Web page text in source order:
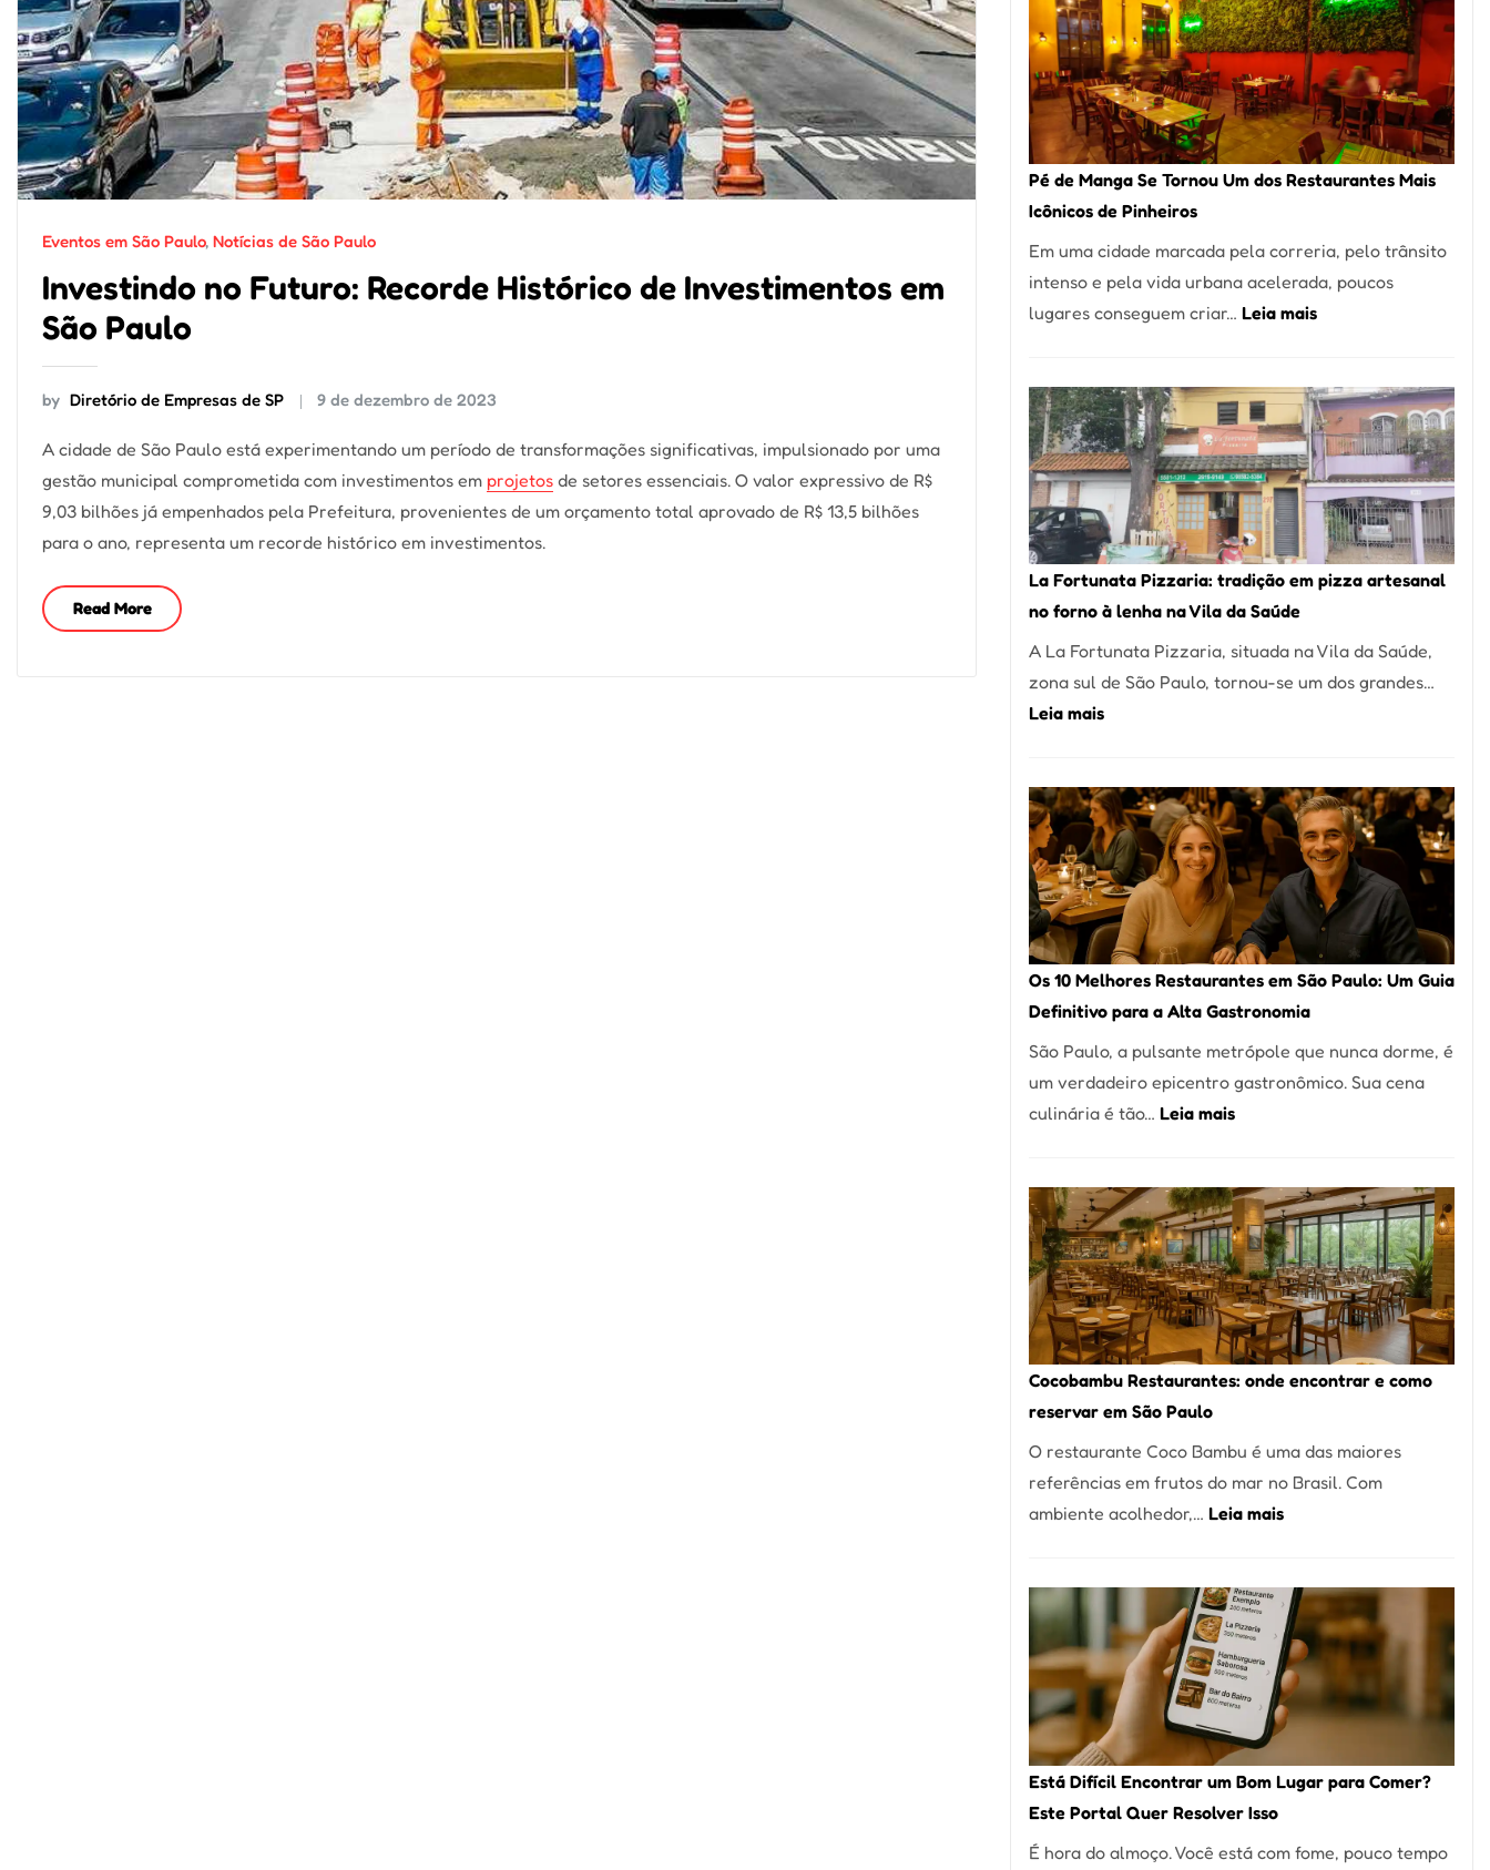
Eventos em São Paulo, Notícias de São Paulo
Investindo no Futuro: Recorde Histórico de Investimentos em
São Paulo
by Diretório de Empresas de SP 9 de dezembro de 2023
A cidade de São Paulo está experimentando um período de transformações significativas, impulsionado por uma
gestão municipal comprometida com investimentos em projetos de setores essenciais. O valor expressivo de R$
9,03 bilhões já empenhados pela Prefeitura, provenientes de um orçamento total aprovado de R$ 13,5 bilhões
para o ano, representa um recorde histórico em investimentos.
Read More
Pé de Manga Se Tornou Um dos Restaurantes Mais
Icônicos de Pinheiros
Em uma cidade marcada pela correria, pelo trânsito
intenso e pela vida urbana acelerada, poucos
lugares conseguem criar… Leia mais:
Manga
Se
Tornou
Um
dos
Restaurantes
Mais
de
Pinheiros
La Fortunata Pizzaria: tradição em pizza artesanal
no forno à lenha na Vila da Saúde
A La Fortunata Pizzaria, situada na Vila da Saúde,
zona sul de São Paulo, tornou-se um dos grandes…
Leia mais:
Pizzaria:
tradição
em
pizza
artesanal
no
forno
à
lenha
na
Vila
Os 10 Melhores Restaurantes em São Paulo: Um Guia
Definitivo para a Alta Gastronomia
São Paulo, a pulsante metrópole que nunca dorme, é
um verdadeiro epicentro gastronômico. Sua cena
culinária é tão… Leia mais:
Melhores
Restaurantes
em
São
Paulo:
Um
Guia
para
a
Alta
Cocobambu Restaurantes: onde encontrar e como
reservar em São Paulo
O restaurante Coco Bambu é uma das maiores
referências em frutos do mar no Brasil. Com
ambiente acolhedor,… Leia mais:
onde
encontrar
e
como
reservar
em
São
Está Difícil Encontrar um Bom Lugar para Comer?
Este Portal Quer Resolver Isso
É hora do almoço. Você está com fome, pouco tempo